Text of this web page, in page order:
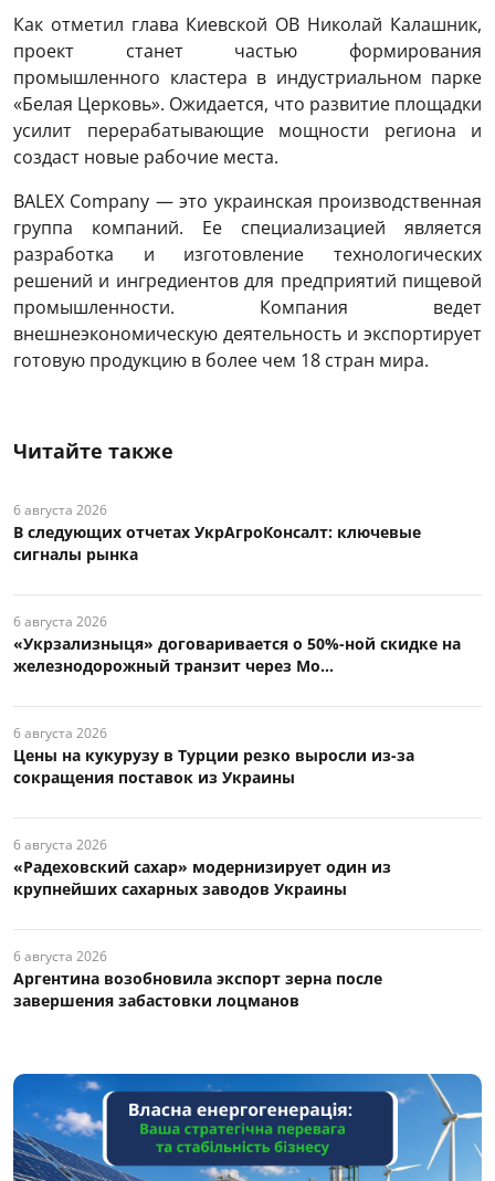
Как отметил глава Киевской ОВ Николай Калашник,
проект станет частью формирования
промышленного кластера в индустриальном парке
«Белая Церковь». Ожидается, что развитие площадки
усилит перерабатывающие мощности региона и
создаст новые рабочие места.
BALEX Company — это украинская производственная
группа компаний. Ее специализацией является
разработка и изготовление технологических
решений и ингредиентов для предприятий пищевой
промышленности. Компания ведет
внешнеэкономическую деятельность и экспортирует
готовую продукцию в более чем 18 стран мира.
Читайте также
6 августа 2026
В следующих отчетах УкрАгроКонсалт: ключевые
сигналы рынка
6 августа 2026
«Укрзализныця» договаривается о 50%-ной скидке на
железнодорожный транзит через Мо...
6 августа 2026
Цены на кукурузу в Турции резко выросли из-за
сокращения поставок из Украины
6 августа 2026
«Радеховский сахар» модернизирует один из
крупнейших сахарных заводов Украины
6 августа 2026
Аргентина возобновила экспорт зерна после
завершения забастовки лоцманов